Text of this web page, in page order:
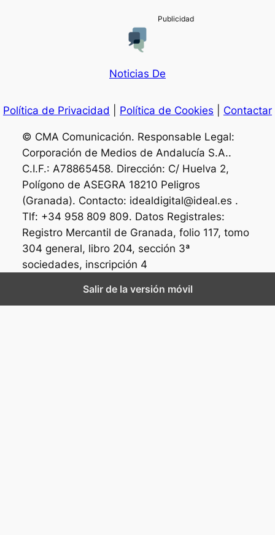
Noticias De
Política de Privacidad Política de Cookies Contactar
© CMA Comunicación. Responsable Legal:
Corporación de Medios de Andalucía S.A..
C.I.F.: A78865458. Dirección: C/ Huelva 2,
Polígono de ASEGRA 18210 Peligros
(Granada). Contacto: idealdigital@ideal.es .
Tlf: +34 958 809 809. Datos Registrales:
Registro Mercantil de Granada, folio 117, tomo
304 general, libro 204, sección 3ª
sociedades, inscripción 4
Salir de la versión móvil